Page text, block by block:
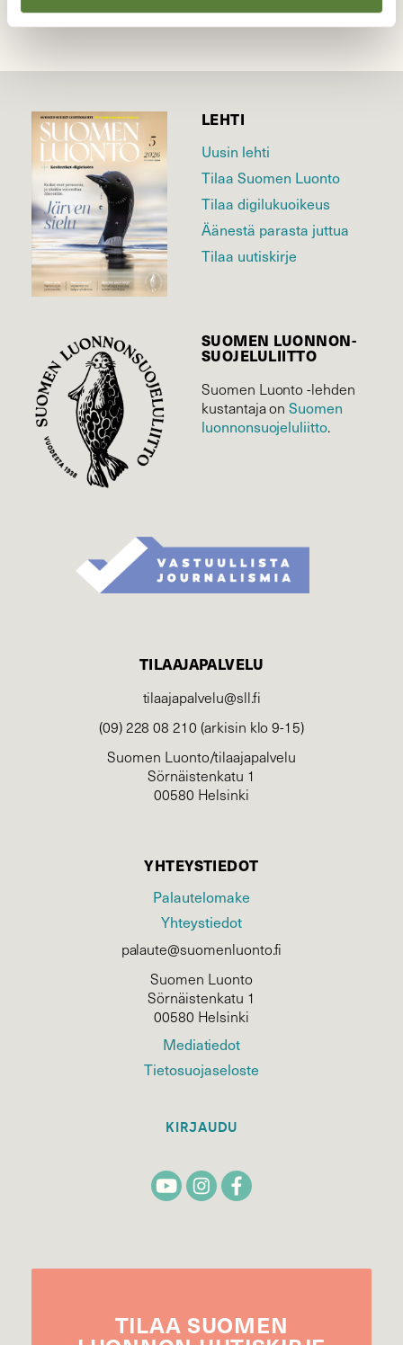
LEHTI
Uusin lehti
Tilaa Suomen Luonto
Tilaa digilukuoikeus
Äänestä parasta juttua
Tilaa uutiskirje
SUOMEN LUONNON­
SUOJELU­LIITTO
Suomen Luonto -lehden
kustantaja onSuomen
luonnonsuojelu­liitto.
TILAAJAPALVELU
tilaajapalvelu@sll.fi
(09) 228 08 210 (arkisin klo 9-15)
Suomen Luonto/tilaajapalvelu
Sörnäistenkatu 1
00580 Helsinki
YHTEYSTIEDOT
Palautelomake
Yhteystiedot
palaute@suomenluonto.fi
Suomen Luonto
Sörnäistenkatu 1
00580 Helsinki
Mediatiedot
Tietosuojaseloste
KIRJAUDU
TILAA SUOMEN